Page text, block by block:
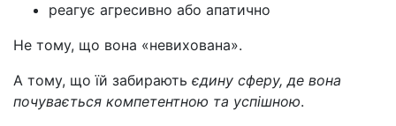
реагує агресивно або апатично
Не тому, що вона «невихована».
А тому, що їй забирають єдину сферу, де вона
почувається компетентною та успішною.